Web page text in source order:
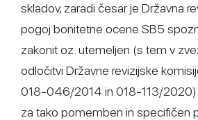
skladov, zaradi česar je Državna
pogoj bonitetne ocene SB5
zakonit oz. utemeljen (s tem v
odločitvi Državne revizijske
018-046/2014 in 018-113/2020).
za tako pomemben in specifičen